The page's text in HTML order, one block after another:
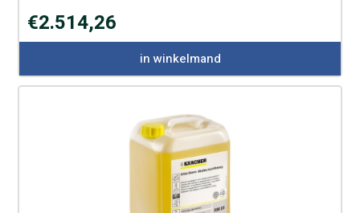
€2.514,26
in winkelmand